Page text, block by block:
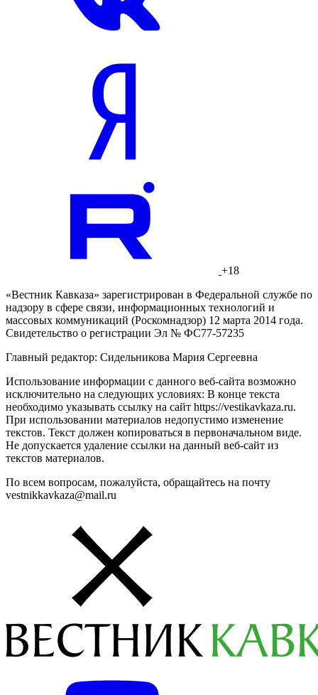
+18
«Вестник Кавказа» зарегистрирован в Федеральной службе по
надзору в сфере связи, информационных технологий и
массовых коммуникаций (Роскомнадзор) 12 марта 2014 года.
Свидетельство о регистрации Эл № ФС77-57235
Главный редактор: Сидельникова Мария Сергеевна
Использование информации с данного веб-сайта возможно
исключительно на следующих условиях: В конце текста
необходимо указывать ссылку на сайт https://vestikavkaza.ru.
При использовании материалов недопустимо изменение
текстов. Текст должен копироваться в первоначальном виде.
Не допускается удаление ссылки на данный веб-сайт из
текстов материалов.
По всем вопросам, пожалуйста, обращайтесь на почту
vestnikkavkaza@mail.ru